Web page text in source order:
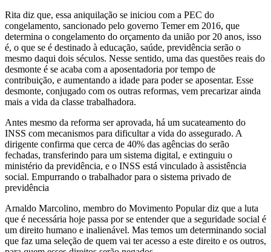
Rita diz que, essa aniquilação se iniciou com a PEC do
congelamento, sancionado pelo governo Temer em 2016, que
determina o congelamento do orçamento da união por 20 anos, isso
é, o que se é destinado à educação, saúde, previdência serão o
mesmo daqui dois séculos. Nesse sentido, uma das questões reais do
desmonte é se acaba com a aposentadoria por tempo de
contribuição, e aumentando a idade para poder se aposentar. Esse
desmonte, conjugado com os outras reformas, vem precarizar ainda
mais a vida da classe trabalhadora.
Antes mesmo da reforma ser aprovada, há um sucateamento do
INSS com mecanismos para dificultar a vida do assegurado. A
dirigente confirma que cerca de 40% das agências do serão
fechadas, transferindo para um sistema digital, e extinguiu o
ministério da previdência, e o INSS está vinculado à assistência
social. Empurrando o trabalhador para o sistema privado de
previdência
Arnaldo Marcolino, membro do Movimento Popular diz que a luta
que é necessária hoje passa por se entender que a seguridade social é
um direito humano e inalienável. Mas temos um determinando social
que faz uma seleção de quem vai ter acesso a este direito e os outros,